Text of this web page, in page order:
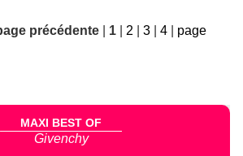
précédente 1 2 3 4
page
MAXI BEST OF
Givenchy